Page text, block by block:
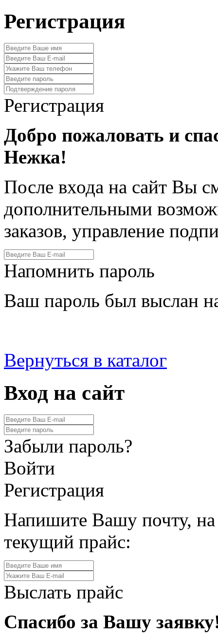
Регистрация
Регистрация
Добро пожаловать и
Нежка!
После входа на сайт Вы
дополнительными
заказов, управление
Напомнить пароль
Ваш пароль был выслан
Вернуться в каталог
Вход на сайт
Забыли пароль?
Войти
Регистрация
Напишите Вашу почту,
текущий прайс:
Выслать прайс
Спасибо за Вашу